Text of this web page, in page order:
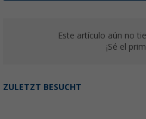
Este artículo aún no
¡Sé el
ZULETZT BESUCHT